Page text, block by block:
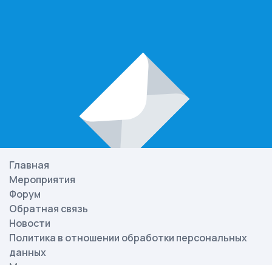
Главная
Мероприятия
Форум
Обратная связь
Новости
Политика в отношении обработки персональных
данных